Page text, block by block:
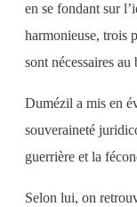
en se fondant sur
harmonieuse, trois
sont nécessaires
Dumézil a mis en
souveraineté
guerrière et la
Selon lui, on